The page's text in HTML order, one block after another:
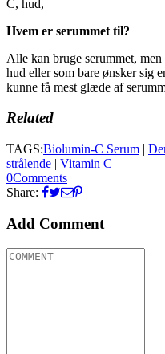
Hvem er serummet til?
Alle kan bruge serummet,
hud eller som bare ønsker sig
kunne få mest glæde af
Related
TAGS:Biolumin-C Serum |
strålende | Vitamin C
0Comments
Share:
Add Comment